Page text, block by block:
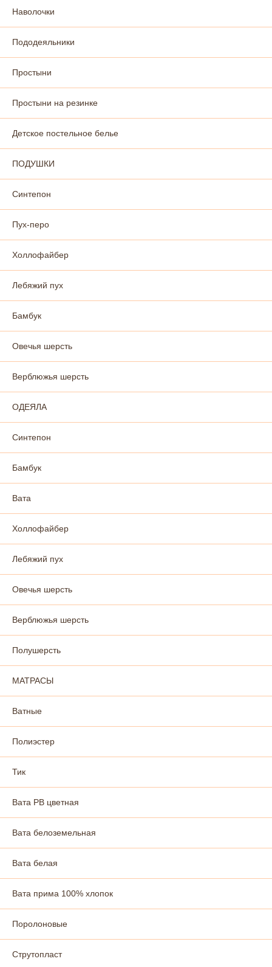
Наволочки
Пододеяльники
Простыни
Простыни на резинке
Детское постельное белье
ПОДУШКИ
Синтепон
Пух-перо
Холлофайбер
Лебяжий пух
Бамбук
Овечья шерсть
Верблюжья шерсть
ОДЕЯЛА
Синтепон
Бамбук
Вата
Холлофайбер
Лебяжий пух
Овечья шерсть
Верблюжья шерсть
Полушерсть
МАТРАСЫ
Ватные
Полиэстер
Тик
Вата РВ цветная
Вата белоземельная
Вата белая
Вата прима 100% хлопок
Поролоновые
Струтопласт